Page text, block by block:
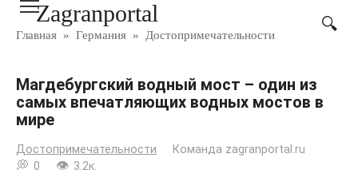
ПерейтиZagranportal
Главная » Германия » Достопримечательности
Магдебургский водный мост – один из
самых впечатляющих водных мостов в
мире
Достопримечательности
Команда zagranportal.ru
0
3.2к.